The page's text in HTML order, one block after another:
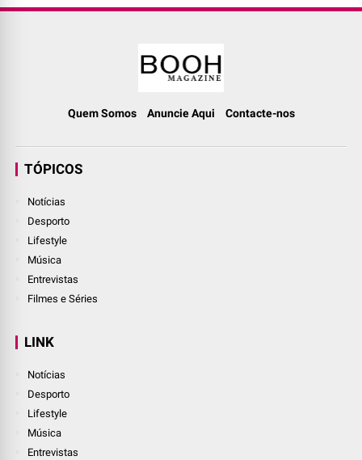
Quem Somos Anuncie Aqui Contacte-nos
TÓPICOS
Notícias
Desporto
Lifestyle
Música
Entrevistas
Filmes e Séries
LINK
Notícias
Desporto
Lifestyle
Música
Entrevistas